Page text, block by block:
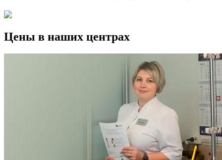
Цены в наших центрах